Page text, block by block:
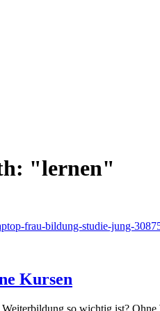
"lernen"
Kursen
so wichtig ist?